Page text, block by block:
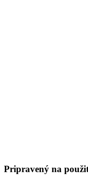
Pripravený na